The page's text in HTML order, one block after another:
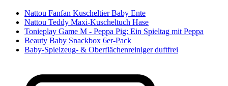
Nattou Fanfan Kuscheltier Baby Ente
Nattou Teddy Maxi-Kuscheltuch Hase
Tonieplay Game M - Peppa Pig: Ein Spieltag mit Peppa
Beauty Baby Snackbox 6er-Pack
Baby-Spielzeug- & Oberflächenreiniger duftfrei